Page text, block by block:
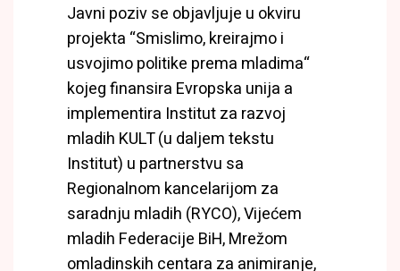
Javni poziv se objavljuje u okviru
projekta “Smislimo, kreirajmo i
usvojimo politike prema mladima“
kojeg finansira Evropska unija a
implementira Institut za razvoj
mladih KULT (u daljem tekstu
Institut) u partnerstvu sa
Regionalnom kancelarijom za
saradnju mladih (RYCO), Vijećem
mladih Federacije BiH, Mrežom
omladinskih centara za animiranje,